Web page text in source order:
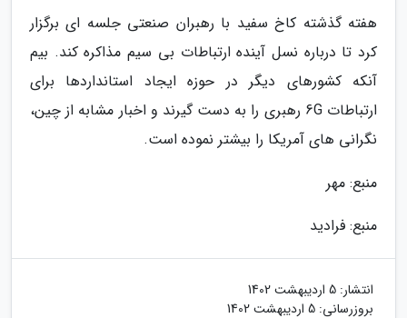
هفته گذشته کاخ سفید با رهبران صنعتی جلسه ای برگزار
کرد تا درباره نسل آینده ارتباطات بی سیم مذاکره کند. بیم
آنکه کشورهای دیگر در حوزه ایجاد استانداردها برای
ارتباطات 6G رهبری را به دست گیرند و اخبار مشابه از چین،
نگرانی های آمریکا را بیشتر نموده است.
منبع: مهر
منبع: فرادید
انتشار: 5 اردیبهشت 1402
بروزرسانی: 5 اردیبهشت 1402